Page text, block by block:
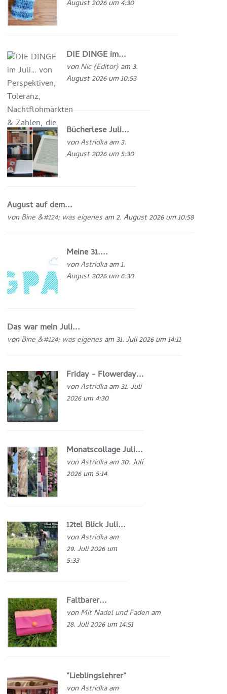
August 2026 um 4:30
DIE DINGE im...
vonNic {Editor} am 3.
August 2026 um 10:53
Bücherlese Juli...
vonAstridkaam 3.
August 2026 um 5:30
August auf dem...
vonBine &#124; was eigenesam 2. August 2026 um 10:58
Meine 31....
vonAstridkaam 1.
August 2026 um 6:30
Das war mein Juli...
vonBine &#124; was eigenesam 31. Juli 2026 um 14:11
Friday - Flowerday...
vonAstridkaam 31. Juli
2026 um 4:30
Monatscollage Juli...
vonAstridkaam 30. Juli
2026 um 5:14
12tel Blick Juli...
vonAstridkaam
29. Juli 2026 um
5:33
Faltbarer...
vonMit Nadel und Fadenam
28. Juli 2026 um 14:51
"Lieblingslehrer"
vonAstridkaam